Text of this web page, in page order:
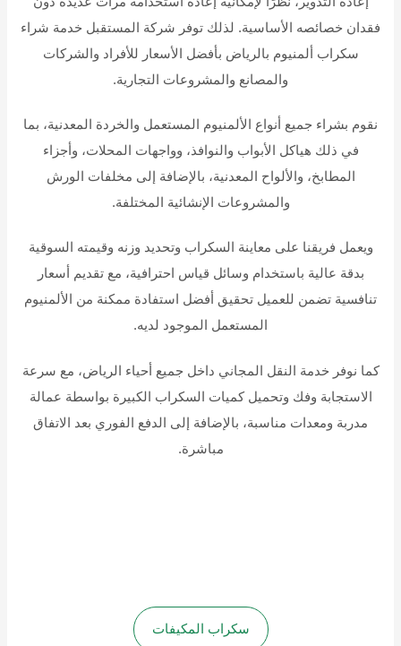
فقدان خصائصه الأساسية. لذلك توفر شركة المستقبل خدمة شراء
سكراب ألمنيوم بالرياض بأفضل الأسعار للأفراد والشركات
والمصانع والمشروعات التجارية.
نقوم بشراء جميع أنواع الألمنيوم المستعمل والخردة المعدنية، بما
في ذلك هياكل الأبواب والنوافذ، وواجهات المحلات، وأجزاء
المطابخ، والألواح المعدنية، بالإضافة إلى مخلفات الورش
والمشروعات الإنشائية المختلفة.
ويعمل فريقنا على معاينة السكراب وتحديد وزنه وقيمته السوقية
بدقة عالية باستخدام وسائل قياس احترافية، مع تقديم أسعار
تنافسية تضمن للعميل تحقيق أفضل استفادة ممكنة من الألمنيوم
المستعمل الموجود لديه.
كما نوفر خدمة النقل المجاني داخل جميع أحياء الرياض، مع سرعة
الاستجابة وفك وتحميل كميات السكراب الكبيرة بواسطة عمالة
مدربة ومعدات مناسبة، بالإضافة إلى الدفع الفوري بعد الاتفاق
مباشرة.
سكراب المكيفات